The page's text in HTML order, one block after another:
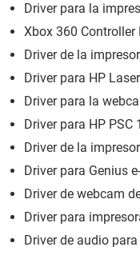
Driver para la
Xbox 360 Controller
Driver de la
Driver para HP
Driver para la
Driver para HP PSC
Driver de la
Driver para Genius
Driver de webcam
Driver para
Driver de audio